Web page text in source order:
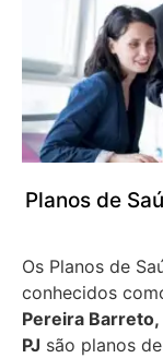
Planos de
Os Planos de
conhecidos
Pereira
PJ são planos